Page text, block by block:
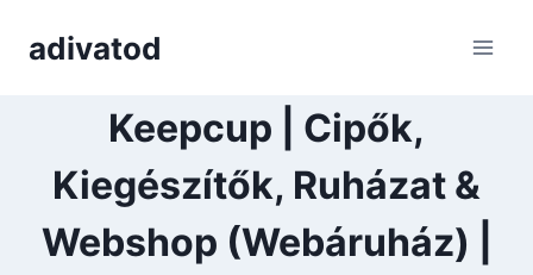
adivatod
Keepcup | Cipők,
Kiegészítők, Ruházat &
Webshop (Webáruház) |